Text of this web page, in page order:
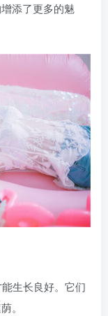
添了更多的魅
生长良好。它们
。